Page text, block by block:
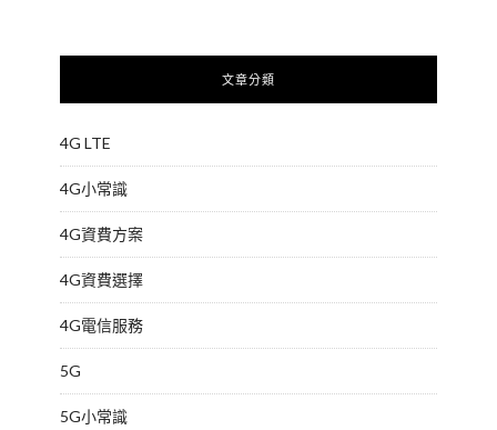
文章分類
4G LTE
4G小常識
4G資費方案
4G資費選擇
4G電信服務
5G
5G小常識